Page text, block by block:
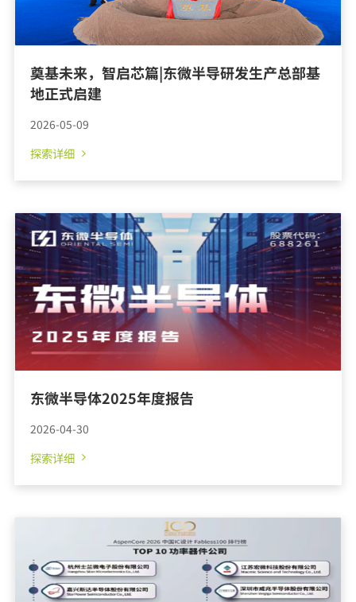
探索详细
奠基未来，智启芯篇|东微半导研发生产总部基
地正式启建
2026-05-09
东微半导体2025年度报告
2026-04-30